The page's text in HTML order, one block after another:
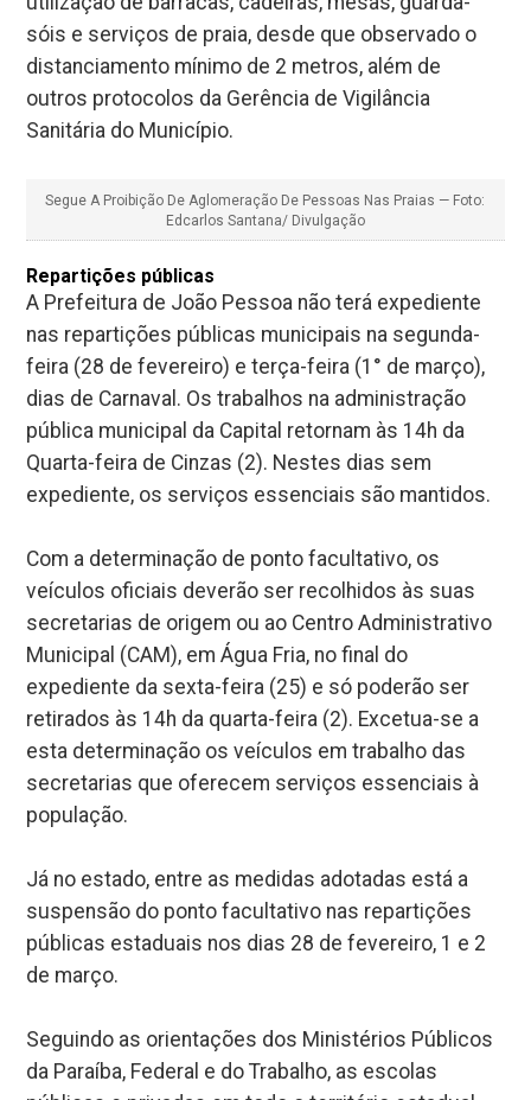
sóis e serviços de praia, desde que observado o
distanciamento mínimo de 2 metros, além de
outros protocolos da Gerência de Vigilância
Sanitária do Município.
Segue A Proibição De Aglomeração De Pessoas Nas Praias — Foto:
Edcarlos Santana/ Divulgação
Repartições públicas
A Prefeitura de João Pessoa não terá expediente
nas repartições públicas municipais na segunda-
feira (28 de fevereiro) e terça-feira (1° de março),
dias de Carnaval. Os trabalhos na administração
pública municipal da Capital retornam às 14h da
Quarta-feira de Cinzas (2). Nestes dias sem
expediente, os serviços essenciais são mantidos.
Com a determinação de ponto facultativo, os
veículos oficiais deverão ser recolhidos às suas
secretarias de origem ou ao Centro Administrativo
Municipal (CAM), em Água Fria, no final do
expediente da sexta-feira (25) e só poderão ser
retirados às 14h da quarta-feira (2). Excetua-se a
esta determinação os veículos em trabalho das
secretarias que oferecem serviços essenciais à
população.
Já no estado, entre as medidas adotadas está a
suspensão do ponto facultativo nas repartições
públicas estaduais nos dias 28 de fevereiro, 1 e 2
de março.
Seguindo as orientações dos Ministérios Públicos
da Paraíba, Federal e do Trabalho, as escolas